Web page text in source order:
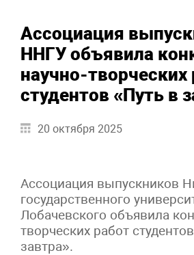
Ассоциация
ННГУ объявила
научно-творческих
студентов «Путь в
20 октября 2025
Ассоциация выпускников
государственного
Лобачевского объявила
творческих работ
завтра».